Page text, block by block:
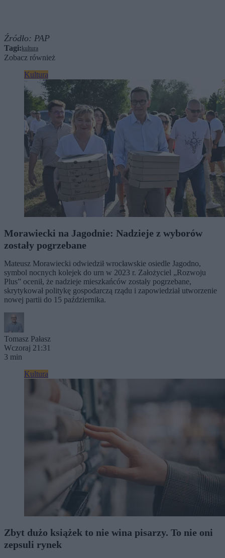
Źródło: PAP
Tagi: kultura
Zobacz również
Kultura
Morawiecki na Jagodnie: Nadzieje z wyborów
zostały pogrzebane
Mateusz Morawiecki odwiedził wrocławskie osiedle Jagodno,
symbol nocnych kolejek do urn w 2023 r. Założyciel „Rozwoju
Plus” ocenił, że nadzieje mieszkańców zostały pogrzebane,
skrytykował politykę gospodarczą rządu i zapowiedział utworzenie
nowej partii do 15 października.
Tomasz Pałasz
Wczoraj 21:31
3 min
Kultura
Zbyt dużo książek to nie wina pisarzy. To nie oni
zepsuli rynek